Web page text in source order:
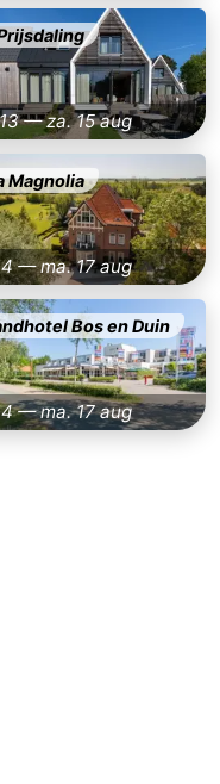
— za. 15 aug
Magnolia
— ma. 17 aug
Bos en Duin
— ma. 17 aug